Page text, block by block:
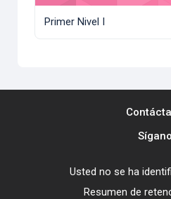
Primer Nivel I
Usted no se ha
Resumen de